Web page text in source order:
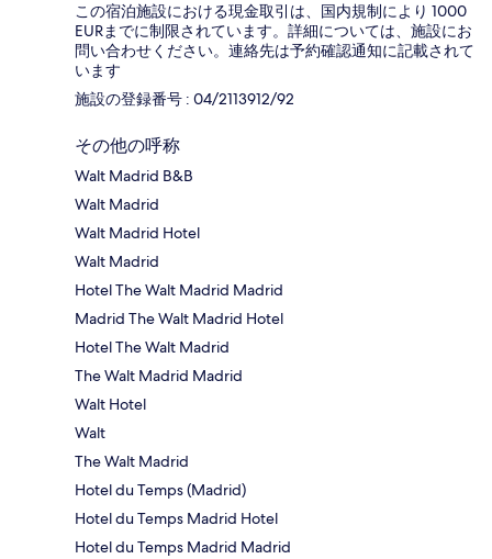
この宿泊施設における現金取引は、国内規制により 1000
EURまでに制限されています。詳細については、施設にお
問い合わせください。連絡先は予約確認通知に記載されて
います
施設の登録番号 : 04/2113912/92
その他の呼称
Walt Madrid B&B
Walt Madrid
Walt Madrid Hotel
Walt Madrid
Hotel The Walt Madrid Madrid
Madrid The Walt Madrid Hotel
Hotel The Walt Madrid
The Walt Madrid Madrid
Walt Hotel
Walt
The Walt Madrid
Hotel du Temps (Madrid)
Hotel du Temps Madrid Hotel
Hotel du Temps Madrid Madrid